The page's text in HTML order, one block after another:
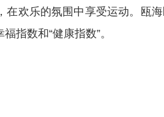
在欢乐的氛围中享受运动。瓯
指数和“健康指数”。